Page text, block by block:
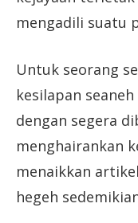
mengadili suatu
Untuk seorang
kesilapan
dengan segera
menghairankan
menaikkan
hegeh